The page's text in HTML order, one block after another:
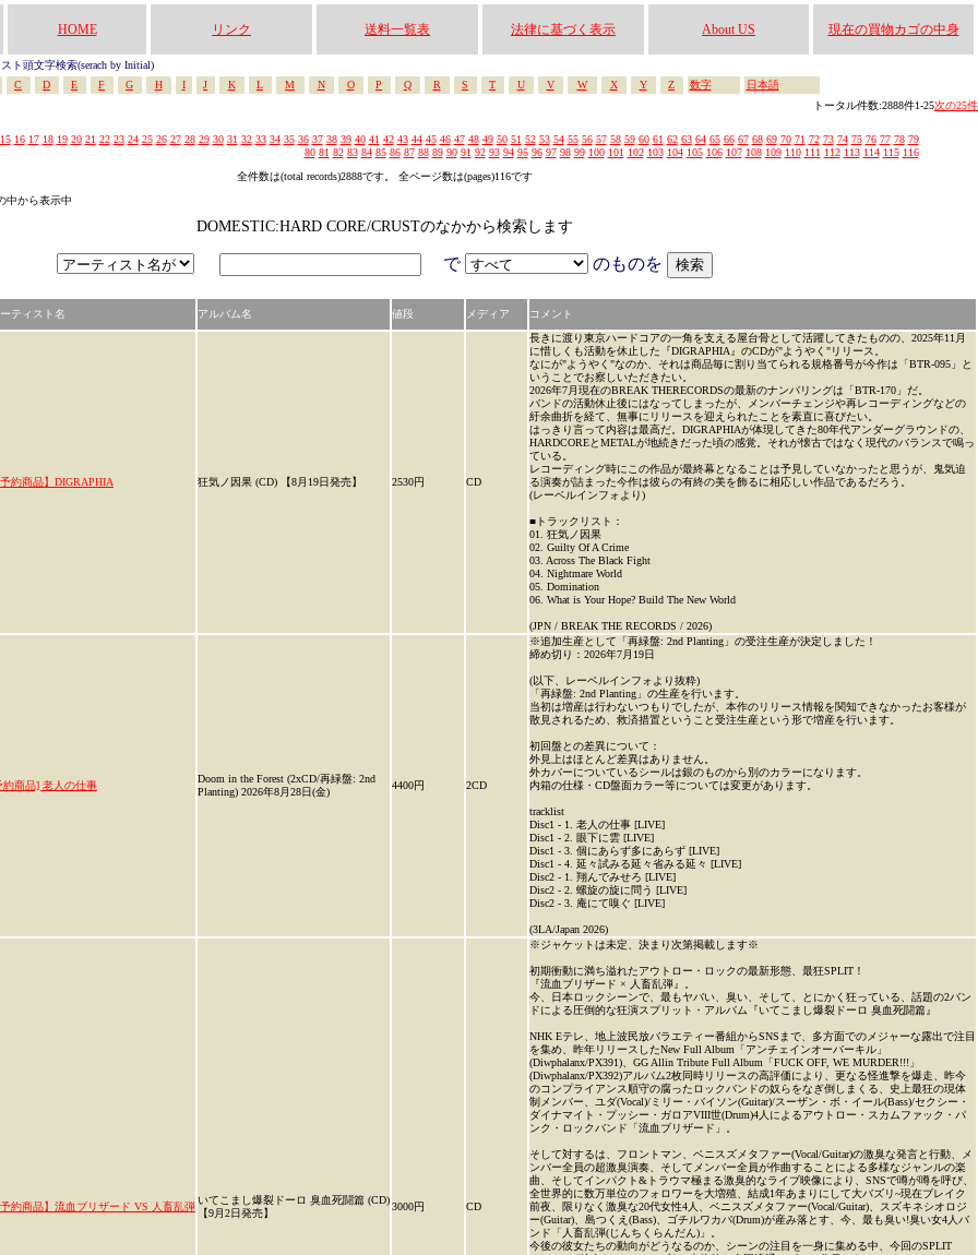
HOME リンク 送料一覧表 法律に基づく表示 About US 現在の買物カゴの中身
ト頭文字検索(serach by Initial)
C
D E F G H I J K L M N O P Q R S T U V W X Y Z 数字
日本語
トータル件数:2888件1-25次の25件
15 16 17 18 19 20 21 22 23 24 25 26 27 28 29 30 31 32 33 34 35 36 37 38 39 40 41 42 43 44 45 46 47 48 49 50 51 52 53 54 55 56 57 58 59 60 61 62 63 64 65 66 67 68 69 70 71 72 73 74 75 76 77 78 79
80 81 82 83 84 85 86 87 88 89 90 91 92 93 94 95 96 97 98 99 100 101 102 103 104 105 106 107 108 109 110 111 112 113 114 115 116
全件数は(total records)2888です。 全ページ数は(pages)116です
中から表示中
DOMESTIC:HARD CORE/CRUSTのなかから検索します
で のものを
ティスト名 アルバム名 値段 メディア コメント
約商品】DIGRAPHIA 狂気ノ因果 (CD) 【8月19日発売】 2530円 CD
長きに渡り東京ハードコアの一角を支える屋台骨として活躍してきたものの、2025年11月
に惜しくも活動を休止した『DIGRAPHIA』のCDが"ようやく"リリース。
なにが"ようやく"なのか、それは商品毎に割り当てられる規格番号が今作は「BTR-095」と
いうことでお察しいただきたい。
2026年7月現在のBREAK THERECORDSの最新のナンバリングは「BTR-170」だ。
バンドの活動休止後にはなってしまったが、メンバーチェンジや再レコーディングなどの
紆余曲折を経て、無事にリリースを迎えられたことを素直に喜びたい。
はっきり言って内容は最高だ。DIGRAPHIAが体現してきた80年代アンダーグラウンドの、
HARDCOREとMETALが地続きだった頃の感覚。それが懐古ではなく現代のバランスで鳴っ
ている。
レコーディング時にこの作品が最終幕となることは予見していなかったと思うが、鬼気迫
る演奏が詰まった今作は彼らの有終の美を飾るに相応しい作品であるだろう。
(レーベルインフォより)
■トラックリスト：
01. 狂気ノ因果
02. Guilty Of A Crime
03. Across The Black Fight
04. Nightmare World
05. Domination
06. What is Your Hope? Build The New World
(JPN / BREAK THE RECORDS / 2026)
約商品] 老人の仕事
Doom in the Forest (2xCD/再緑盤: 2nd
Planting) 2026年8月28日(金)
4400円 2CD
※追加生産として「再緑盤: 2nd Planting」の受注生産が決定しました！
締め切り：2026年7月19日
(以下、レーベルインフォより抜粋)
「再緑盤: 2nd Planting」の生産を行います。
当初は増産は行わないつもりでしたが、本作のリリース情報を関知できなかったお客様が
散見されるため、救済措置ということ受注生産という形で増産を行います。
初回盤との差異について：
外見上はほとんど差異はありません。
外カバーについているシールは銀のものから別のカラーになります。
内箱の仕様・CD盤面カラー等については変更があります。
tracklist
Disc1 - 1. 老人の仕事 [LIVE]
Disc1 - 2. 眼下に雲 [LIVE]
Disc1 - 3. 個にあらず多にあらず [LIVE]
Disc1 - 4. 延々試みる延々省みる延々 [LIVE]
Disc2 - 1. 翔んでみせろ [LIVE]
Disc2 - 2. 螺旋の旋に問う [LIVE]
Disc2 - 3. 庵にて嗅ぐ [LIVE]
(3LA/Japan 2026)
約商品】流血ブリザード VS 人畜乱弾
いてこまし爆裂ドーロ 臭血死闘篇 (CD)
【9月2日発売】
3000円 CD
※ジャケットは未定、決まり次第掲載します※
初期衝動に満ち溢れたアウトロー・ロックの最新形態、最狂SPLIT！
『流血ブリザード × 人畜乱弾』。
今、日本ロックシーンで、最もヤバい、臭い、そして、とにかく狂っている、話題の2バン
ドによる圧倒的な狂演スプリット・アルバム『いてこまし爆裂ドーロ 臭血死闘篇』
NHK Eテレ、地上波民放バラエティー番組からSNSまで、多方面でのメジャーな露出で注目
を集め、昨年リリースしたNew Full Album「アンチェインオーバーキル」
(Diwphalanx/PX391)、GG Allin Tribute Full Album「FUCK OFF, WE MURDER!!!」
(Diwphalanx/PX392)アルバム2枚同時リリースの高評価により、更なる怪進撃を爆走、昨今
のコンプライアンス順守の腐ったロックバンドの奴らをなぎ倒しまくる、史上最狂の現体
制メンバー、ユダ(Vocal)/ミリー・バイソン(Guitar)/スーザン・ボ・イール(Bass)/セクシー・
ダイナマイト・プッシー・ガロアVIII世(Drum)4人によるアウトロー・スカムファック・パ
ンク・ロックバンド「流血ブリザード」。
そして対するは、フロントマン、ベニスズメタファー(Vocal/Guitar)の激臭な発言と行動、メ
ンバー全員の超激臭演奏、そしてメンバー全員が作曲することによる多様なジャンルの楽
曲、そしてインパクト&トラウマ極まる激臭的なライブ映像により、SNSで噂が噂を呼び、
全世界的に数万単位のフォロワーを大増殖、結成1年あまりにして大バズリ~現在ブレイク
前夜、限りなく激臭な20代女性4人、ベニスズメタファー(Vocal/Guitar)、スズキネシオロジ
ー(Guitar)、島つくえ(Bass)、ゴチルワカバ(Drum)が産み落とす、今、最も臭い!臭い女4人バ
ンド「人畜乱弾(じんちくらんだん)」。
今後の彼女たちの動向がどうなるのか、シーンの注目を一身に集める中、今回のSPLIT